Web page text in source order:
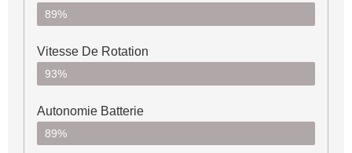
89%
Vitesse De Rotation
93%
Autonomie Batterie
89%